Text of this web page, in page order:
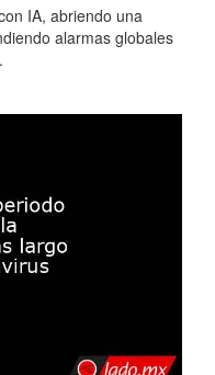
IA, abriendo una
alarmas globales